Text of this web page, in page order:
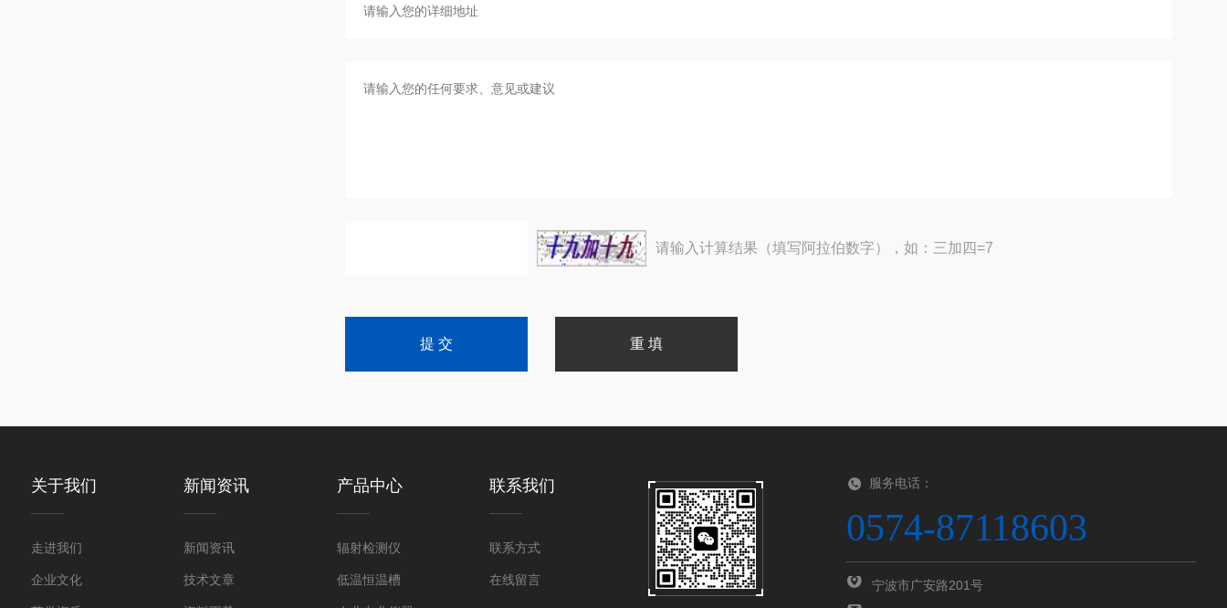
请输入计算结果（填写阿拉伯数字），如：三加四=7
关于我们
走进我们
企业文化
新闻资讯
新闻资讯
技术文章
产品中心
辐射检测仪
低温恒温槽
联系我们
联系方式
在线留言
服务电话：
0574-87118603
宁波市广安路201号